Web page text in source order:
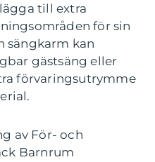
till extra
för sin
sängkarm kan
gästsäng eller
förvaringsutrymme
av För- och
Barnrum